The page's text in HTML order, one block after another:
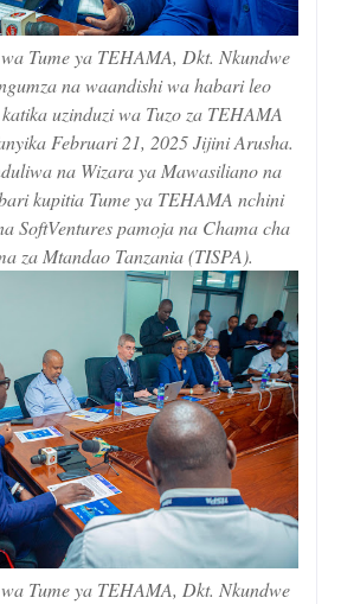
Tume ya TEHAMA, Dkt. Nkundwe
na waandishi wa habari leo
uzinduzi wa Tuzo za TEHAMA
Februari 21, 2025 Jijini Arusha.
na Wizara ya Mawasiliano na
kupitia Tume ya TEHAMA nchini
SoftVentures pamoja na Chama cha
za Mtandao Tanzania (TISPA).
Tume ya TEHAMA, Dkt. Nkundwe